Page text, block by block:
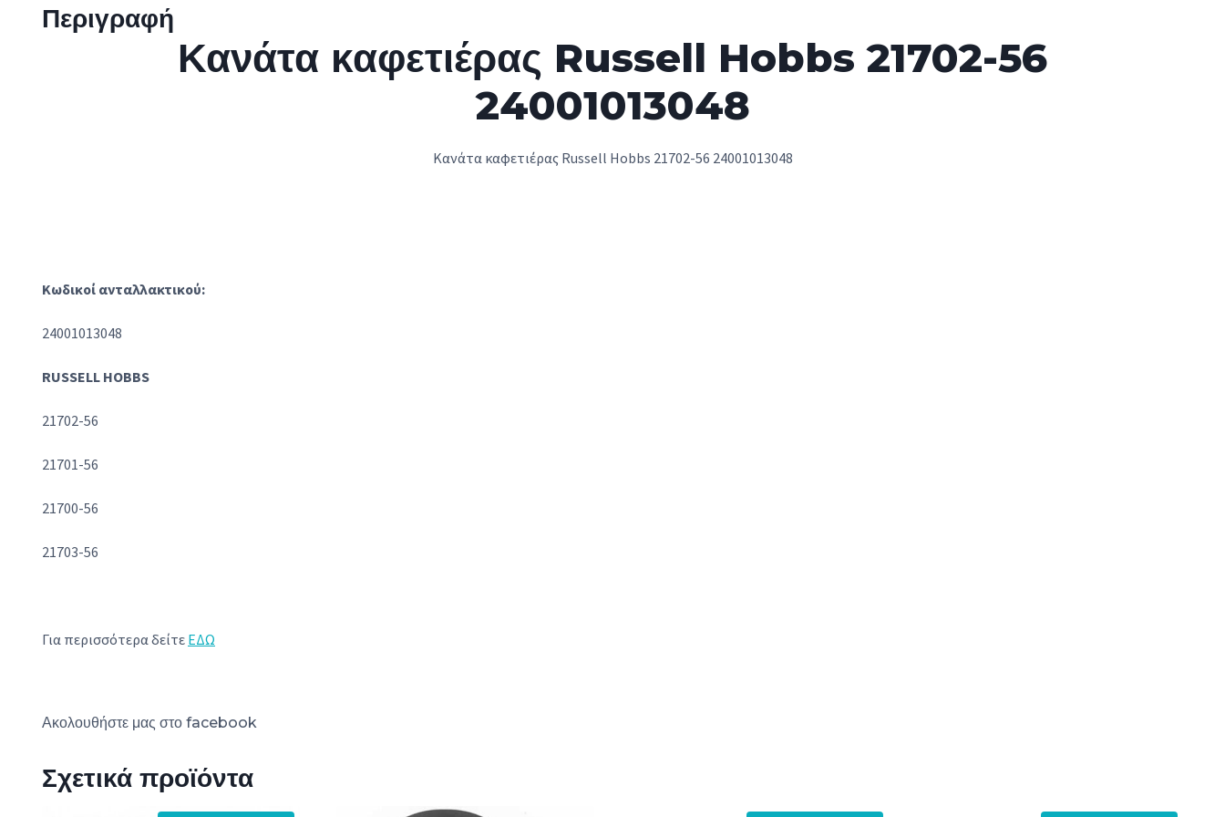
Περιγραφή
Κανάτα καφετιέρας Russell Hobbs 21702-56
24001013048
Κανάτα καφετιέρας Russell Hobbs 21702-56 24001013048
Κωδικοί ανταλλακτικού:
24001013048
RUSSELL HOBBS
21702-56
21701-56
21700-56
21703-56
Για περισσότερα δείτε ΕΔΩ
Ακολουθήστε μας στο facebook
Σχετικά προϊόντα